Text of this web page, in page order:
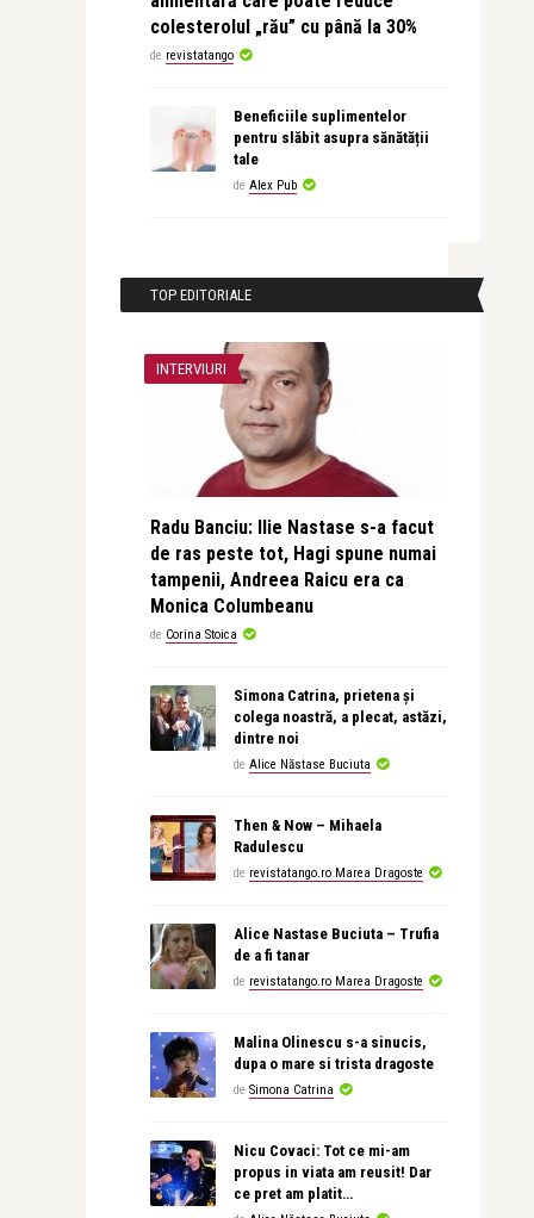
colesterolul „rău” cu până la 30%
de revistatango
Beneficiile suplimentelor
pentru slăbit asupra sănătății
tale
de Alex Pub
TOP EDITORIALE
INTERVIURI
Radu Banciu: Ilie Nastase s-a facut
de ras peste tot, Hagi spune numai
tampenii, Andreea Raicu era ca
Monica Columbeanu
de Corina Stoica
Simona Catrina, prietena și
colega noastră, a plecat, astăzi,
dintre noi
de Alice Năstase Buciuta
Then & Now – Mihaela
Radulescu
de revistatango.ro Marea Dragoste
Alice Nastase Buciuta – Trufia
de a fi tanar
de revistatango.ro Marea Dragoste
Malina Olinescu s-a sinucis,
dupa o mare si trista dragoste
de Simona Catrina
Nicu Covaci: Tot ce mi-am
propus in viata am reusit! Dar
ce pret am platit…